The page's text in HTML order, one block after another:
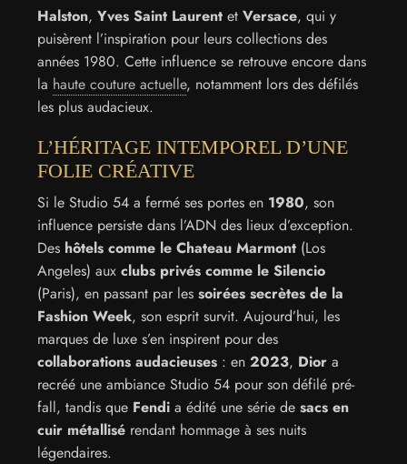
Halston, Yves Saint Laurent et Versace, qui y
puisèrent l’inspiration pour leurs collections des
années 1980. Cette influence se retrouve encore dans
la haute couture actuelle, notamment lors des défilés
les plus audacieux.
L’HÉRITAGE INTEMPOREL D’UNE
FOLIE CRÉATIVE
Si le Studio 54 a fermé ses portes en 1980, son
influence persiste dans l’ADN des lieux d’exception.
Des hôtels comme le Chateau Marmont (Los
Angeles) aux clubs privés comme le Silencio
(Paris), en passant par les soirées secrètes de la
Fashion Week, son esprit survit. Aujourd’hui, les
marques de luxe s’en inspirent pour des
collaborations audacieuses : en 2023, Dior a
recréé une ambiance Studio 54 pour son défilé pré-
fall, tandis que Fendi a édité une série de sacs en
cuir métallisé rendant hommage à ses nuits
légendaires.